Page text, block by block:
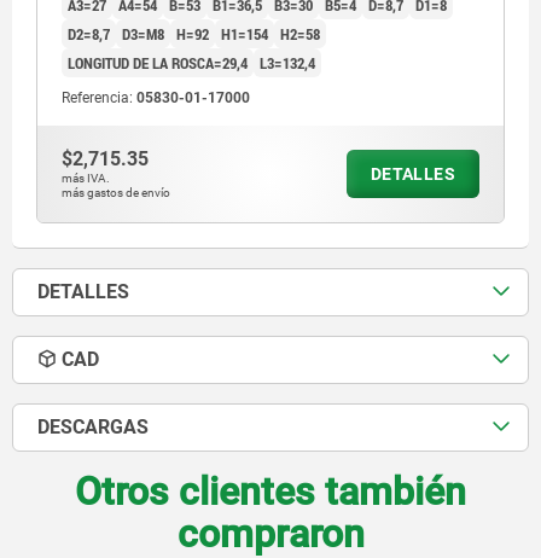
A3=27 A4=54 B=53 B1=36,5 B3=30 B5=4 D=8,7 D1=8
D2=8,7 D3=M8 H=92 H1=154 H2=58
LONGITUD DE LA ROSCA=29,4 L3=132,4
Referencia: 05830-01-17000
$2,715.35
más IVA.
más gastos de envío
DETALLES
DETALLES
CAD
DESCARGAS
Otros clientes también
compraron